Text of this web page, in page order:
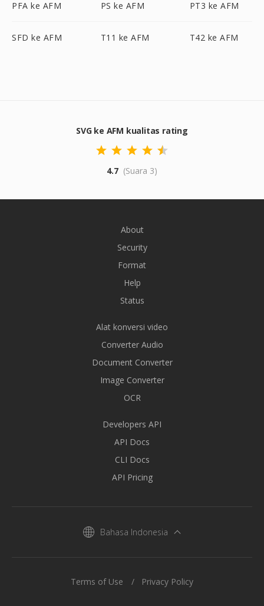
PFA ke AFM PS ke AFM PT3 ke AFM
SFD ke AFM T11 ke AFM T42 ke AFM
SVG ke AFM kualitas rating
4.7 (Suara 3)
About
Security
Format
Help
Status
Alat konversi video
Converter Audio
Document Converter
Image Converter
OCR
Developers API
API Docs
CLI Docs
API Pricing
Bahasa Indonesia
Terms of Use Privacy Policy